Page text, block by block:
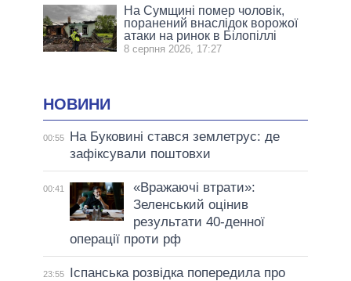
На Сумщині помер чоловік,
поранений внаслідок ворожої
атаки на ринок в Білопіллі
8 серпня 2026, 17:27
НОВИНИ
00:55
На Буковині стався землетрус: де
зафіксували поштовхи
00:41
«Вражаючі втрати»:
Зеленський оцінив
результати 40-денної
операції проти рф
23:55
Іспанська розвідка попередила про